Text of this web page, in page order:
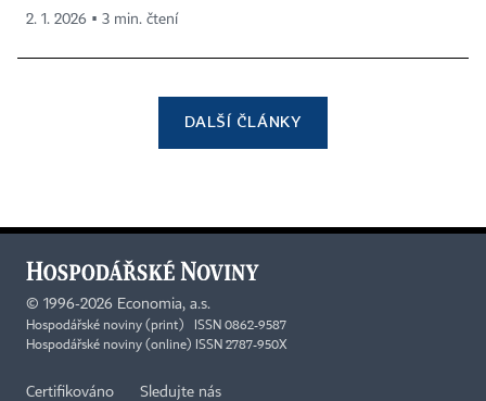
2. 1. 2026 ▪ 3 min. čtení
DALŠÍ ČLÁNKY
© 1996-2026 Economia, a.s.
Hospodářské noviny (print) ISSN 0862-9587
Hospodářské noviny (online) ISSN 2787-950X
Certifikováno Sledujte nás